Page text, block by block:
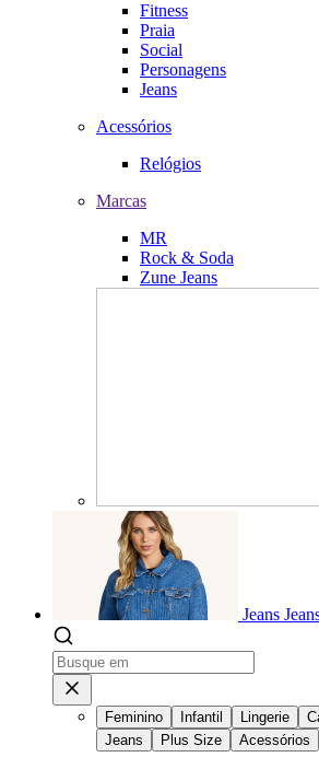
Fitness
Praia
Social
Personagens
Jeans
Acessórios
Relógios
Marcas
MR
Rock & Soda
Zune Jeans
Jeans
Feminino Infantil Lingerie
Jeans
Plus Size Acessórios